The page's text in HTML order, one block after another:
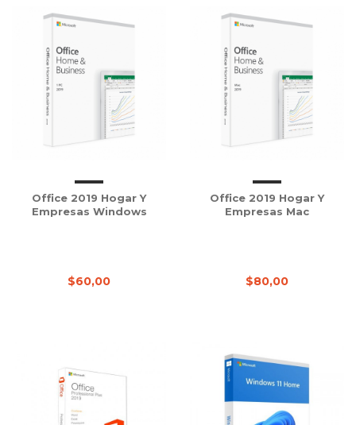
Office 2019 Hogar Y
Empresas Windows
$60,00
Office 2019 Hogar Y
Empresas Mac
$80,00